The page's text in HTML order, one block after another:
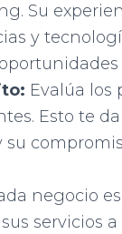
Su
y
Evalúa los
Esto te
negocio
servicios